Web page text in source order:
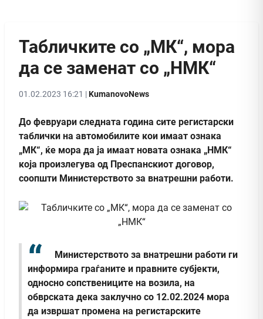
Табличките со „МК“, мора
да се заменат со „НMК“
01.02.2023 16:21 |KumanovoNews
До февруари следната година сите регистарски
таблички на автомобилите кои имаат ознака
„МК“, ќе мора да ја имаат новата ознака „НМК“
која произлегува од Преспанскиот договор,
соопшти Министерството за внатрешни работи.
Министерството за внатрешни работи ги
информира граѓаните и правните субјекти,
односно сопствениците на возила, на
обврската дека заклучно со 12.02.2024 мора
да извршат промена на регистарските